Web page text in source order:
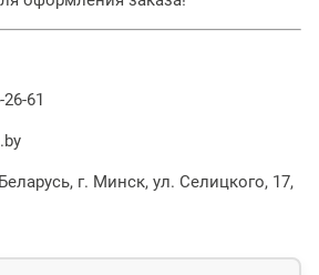
61
г. Минск, ул. Селицкого, 17,